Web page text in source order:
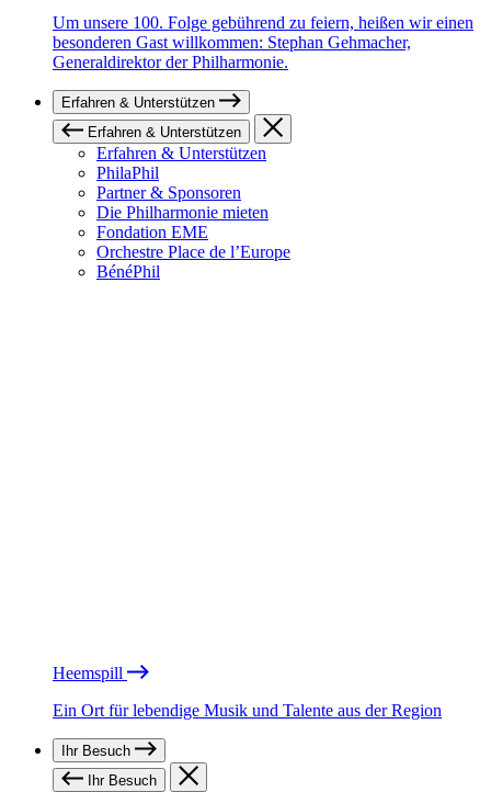
Um unsere 100. Folge gebührend zu feiern, heißen wir einen
besonderen Gast willkommen: Stephan Gehmacher,
Generaldirektor der Philharmonie.
Erfahren & Unterstützen
Erfahren & Unterstützen
Erfahren & Unterstützen
PhilaPhil
Partner & Sponsoren
Die Philharmonie mieten
Fondation EME
Orchestre Place de l’Europe
BénéPhil
Heemspill
Ein Ort für lebendige Musik und Talente aus der Region
Ihr Besuch
Ihr Besuch